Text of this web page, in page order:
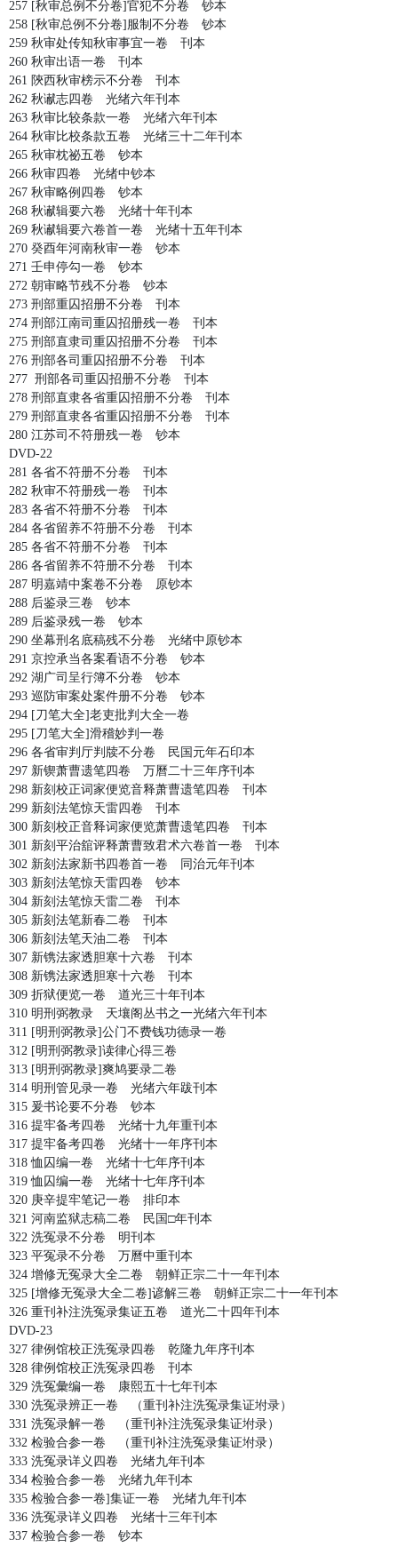
257 [秋审总例不分卷]官犯不分卷 钞本
258 [秋审总例不分卷]服制不分卷 钞本
259 秋审处传知秋审事宜一卷 刊本
260 秋审出语一卷 刊本
261 陝西秋审榜示不分卷 刊本
262 秋谳志四卷 光绪六年刊本
263 秋审比较条款一卷 光绪六年刊本
264 秋审比校条款五卷 光绪三十二年刊本
265 秋审枕祕五卷 钞本
266 秋审四卷 光绪中钞本
267 秋审略例四卷 钞本
268 秋谳辑要六卷 光绪十年刊本
269 秋谳辑要六卷首一卷 光绪十五年刊本
270 癸酉年河南秋审一卷 钞本
271 壬申停勾一卷 钞本
272 朝审略节残不分卷 钞本
273 刑部重囚招册不分卷 刊本
274 刑部江南司重囚招册残一卷 刊本
275 刑部直隶司重囚招册不分卷 刊本
276 刑部各司重囚招册不分卷 刊本
277 刑部各司重囚招册不分卷 刊本
278 刑部直隶各省重囚招册不分卷 刊本
279 刑部直隶各省重囚招册不分卷 刊本
280 江苏司不符册残一卷 钞本
DVD-22
281 各省不符册不分卷 刊本
282 秋审不符册残一卷 刊本
283 各省不符册不分卷 刊本
284 各省留养不符册不分卷 刊本
285 各省不符册不分卷 刊本
286 各省留养不符册不分卷 刊本
287 明嘉靖中案卷不分卷 原钞本
288 后鉴录三卷 钞本
289 后鉴录残一卷 钞本
290 坐幕刑名底稿残不分卷 光绪中原钞本
291 京控承当各案看语不分卷 钞本
292 湖广司呈行簿不分卷 钞本
293 巡防审案处案件册不分卷 钞本
294 [刀笔大全]老吏批判大全一卷
295 [刀笔大全]滑稽妙判一卷
296 各省审判厅判牍不分卷 民国元年石印本
297 新锲萧曹遗笔四卷 万曆二十三年序刊本
298 新刻校正词家便览音释萧曹遗笔四卷 刊本
299 新刻法笔惊天雷四卷 刊本
300 新刻校正音释词家便览萧曹遗笔四卷 刊本
301 新刻平治舘评释萧曹致君术六卷首一卷 刊本
302 新刻法家新书四卷首一卷 同治元年刊本
303 新刻法笔惊天雷四卷 钞本
304 新刻法笔惊天雷二卷 刊本
305 新刻法笔新春二卷 刊本
306 新刻法笔天油二卷 刊本
307 新镌法家透胆寒十六卷 刊本
308 新镌法家透胆寒十六卷 刊本
309 折狱便览一卷 道光三十年刊本
310 明刑弼教录 天壤阁丛书之一光绪六年刊本
311 [明刑弼教录]公门不费钱功德录一卷
312 [明刑弼教录]读律心得三卷
313 [明刑弼教录]爽鸠要录二卷
314 明刑管见录一卷 光绪六年跋刊本
315 爰书论要不分卷 钞本
316 提牢备考四卷 光绪十九年重刊本
317 提牢备考四卷 光绪十一年序刊本
318 恤囚编一卷 光绪十七年序刊本
319 恤囚编一卷 光绪十七年序刊本
320 庚辛提牢笔记一卷 排印本
321 河南监狱志稿二卷 民国□年刊本
322 洗冤录不分卷 明刊本
323 平冤录不分卷 万曆中重刊本
324 增修无冤录大全二卷 朝鲜正宗二十一年刊本
325 [增修无冤录大全二卷]谚解三卷 朝鲜正宗二十一年刊本
326 重刊补注洗冤录集证五卷 道光二十四年刊本
DVD-23
327 律例馆校正洗冤录四卷 乾隆九年序刊本
328 律例馆校正洗冤录四卷 刊本
329 洗冤彙编一卷 康熙五十七年刊本
330 洗冤录辨正一卷 （重刊补注洗冤录集证坿录）
331 洗冤录解一卷 （重刊补注洗冤录集证坿录）
332 检验合参一卷 （重刊补注洗冤录集证坿录）
333 洗冤录详义四卷 光绪九年刊本
334 检验合参一卷 光绪九年刊本
335 检验合参一卷]集证一卷 光绪九年刊本
336 洗冤录详义四卷 光绪十三年刊本
337 检验合参一卷 钞本